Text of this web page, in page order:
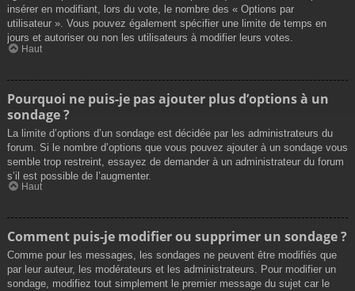
insérer en modifiant, lors du vote, le nombre des « Options par
utilisateur ». Vous pouvez également spécifier une limite de temps en
jours et autoriser ou non les utilisateurs à modifier leurs votes.
Haut
Pourquoi ne puis-je pas ajouter plus d’options à un
sondage ?
La limite d’options d’un sondage est décidée par les administrateurs du
forum. Si le nombre d’options que vous pouvez ajouter à un sondage vous
semble trop restreint, essayez de demander à un administrateur du forum
s’il est possible de l’augmenter.
Haut
Comment puis-je modifier ou supprimer un sondage ?
Comme pour les messages, les sondages ne peuvent être modifiés que
par leur auteur, les modérateurs et les administrateurs. Pour modifier un
sondage, modifiez tout simplement le premier message du sujet car le